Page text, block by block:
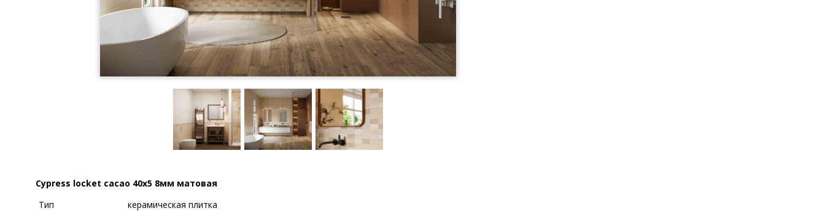
Cypress locket cacao 40x5 8мм матовая
Тип
керамическая плитка